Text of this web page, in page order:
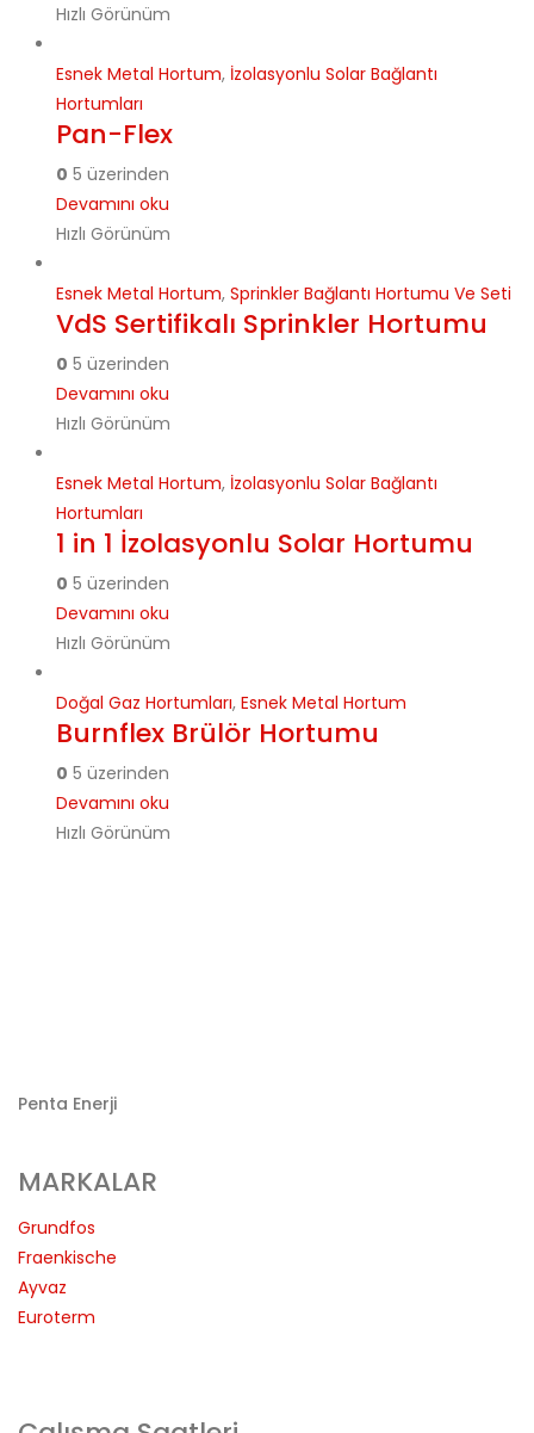
Hızlı Görünüm
Esnek Metal Hortum, İzolasyonlu Solar Bağlantı
Hortumları
Pan-Flex
0 5 üzerinden
Devamını oku
Hızlı Görünüm
Esnek Metal Hortum, Sprinkler Bağlantı Hortumu Ve Seti
VdS Sertifikalı Sprinkler Hortumu
0 5 üzerinden
Devamını oku
Hızlı Görünüm
Esnek Metal Hortum, İzolasyonlu Solar Bağlantı
Hortumları
1 in 1 İzolasyonlu Solar Hortumu
0 5 üzerinden
Devamını oku
Hızlı Görünüm
Doğal Gaz Hortumları, Esnek Metal Hortum
Burnflex Brülör Hortumu
0 5 üzerinden
Devamını oku
Hızlı Görünüm
Penta Enerji
MARKALAR
Grundfos
Fraenkische
Ayvaz
Euroterm